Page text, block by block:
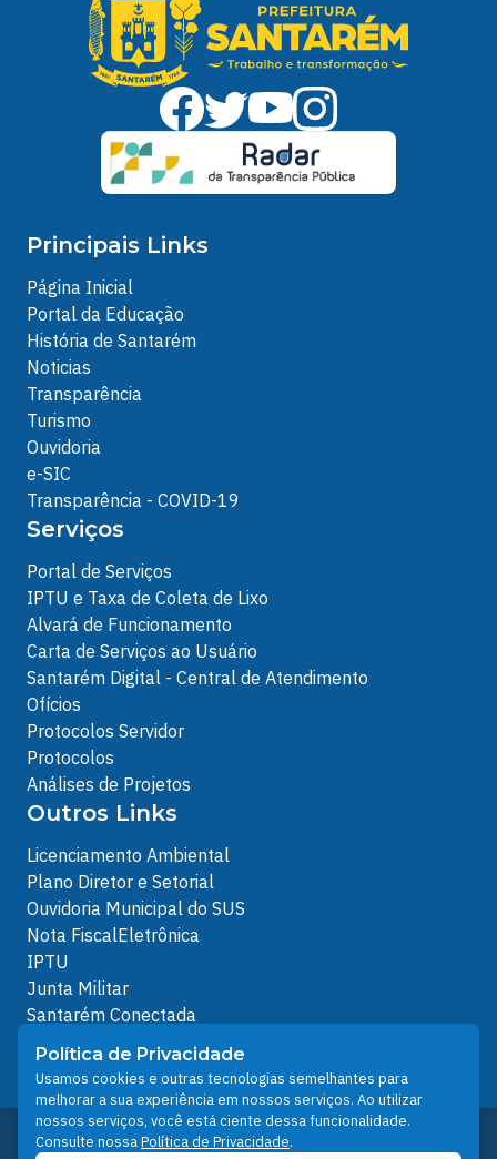
Principais Links
Página Inicial
Portal da Educação
História de Santarém
Noticias
Transparência
Turismo
Ouvidoria
e-SIC
Transparência - COVID-19
Serviços
Portal de Serviços
IPTU e Taxa de Coleta de Lixo
Alvará de Funcionamento
Carta de Serviços ao Usuário
Santarém Digital - Central de Atendimento
Ofícios
Protocolos Servidor
Protocolos
Análises de Projetos
Outros Links
Licenciamento Ambiental
Plano Diretor e Setorial
Ouvidoria Municipal do SUS
Nota FiscalEletrônica
IPTU
Junta Militar
Santarém Conectada
Política de Privacidade
People illustrations by Storyset
Desenvolvido pelo Núcleo Técnico de Gestão de
Política de Privacidade
Usamos cookies e outras tecnologias semelhantes para
melhorar a sua experiência em nossos serviços. Ao utilizar
nossos serviços, você está ciente dessa funcionalidade.
Consulte nossaPolítica de Privacidade.